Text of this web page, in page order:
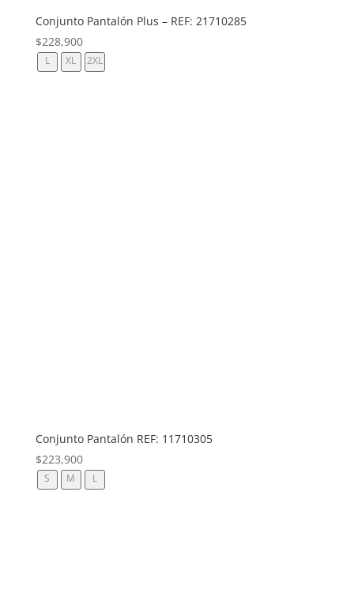
Conjunto Pantalón Plus – REF: 21710285
$228,900
L XL 2XL
Conjunto Pantalón REF: 11710305
$223,900
S M L